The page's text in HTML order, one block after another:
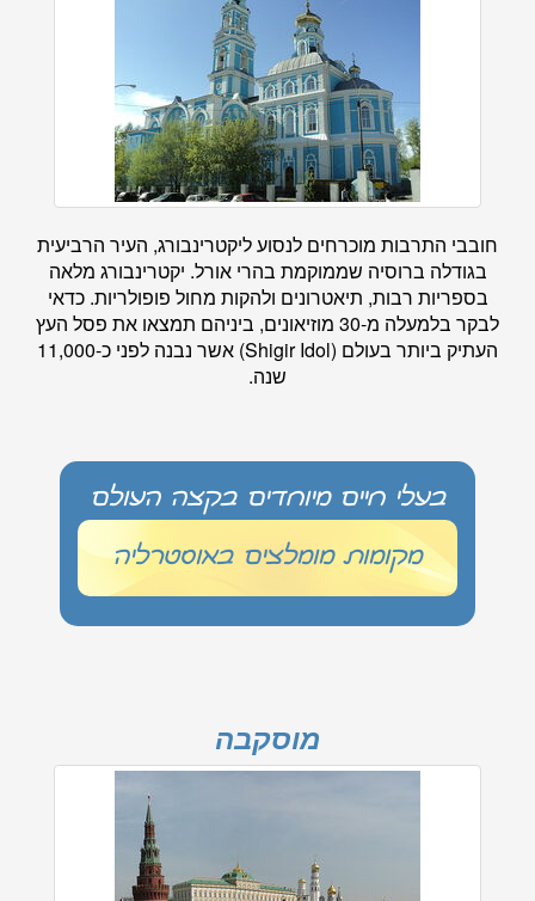
חובבי התרבות מוכרחים לנסוע ליקטרינבורג, העיר הרביעית
בגודלה ברוסיה שממוקמת בהרי אורל. יקטרינבורג מלאה
בספריות רבות, תיאטרונים ולהקות מחול פופולריות. כדאי
לבקר בלמעלה מ-30 מוזיאונים, ביניהם תמצאו את פסל העץ
העתיק ביותר בעולם (Shigir Idol) אשר נבנה לפני כ-11,000
שנה.
בעלי חיים מיוחדים בקצה העולם
מקומות מומלצים באוסטרליה
מוסקבה